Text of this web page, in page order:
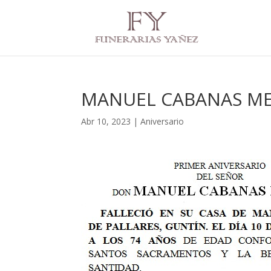
MANUEL CABANAS
Abr 10, 2023 |Aniversario